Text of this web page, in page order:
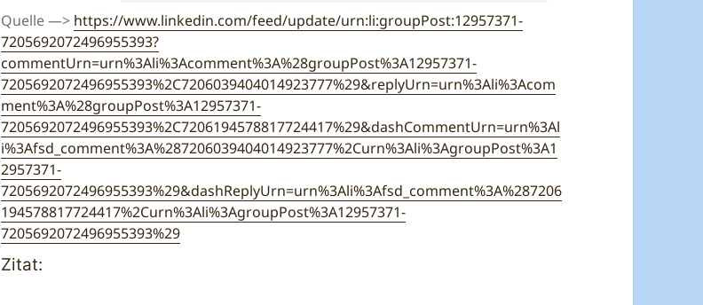
Quelle —> https://www.linkedin.com/feed/update/urn:li:groupPost:12957371-
7205692072496955393?
commentUrn=urn%3Ali%3Acomment%3A%28groupPost%3A12957371-
7205692072496955393%2C7206039404014923777%29&replyUrn=urn%3Ali%3Acom
ment%3A%28groupPost%3A12957371-
7205692072496955393%2C7206194578817724417%29&dashCommentUrn=urn%3Al
i%3Afsd_comment%3A%287206039404014923777%2Curn%3Ali%3AgroupPost%3A1
2957371-
7205692072496955393%29&dashReplyUrn=urn%3Ali%3Afsd_comment%3A%287206
194578817724417%2Curn%3Ali%3AgroupPost%3A12957371-
7205692072496955393%29
Zitat: